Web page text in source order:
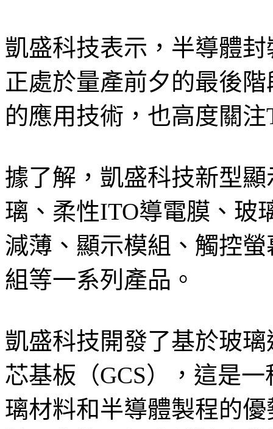
凱盛科技表示，半導體
正處於量產前夕的最後
的應用技術，也高度關
據了解，凱盛科技新型
璃、柔性ITO導電膜、玻
減薄、顯示模組、觸控
組等一系列產品。
凱盛科技開發了基於玻
芯基板（GCS），這是
璃材料和半導體製程的